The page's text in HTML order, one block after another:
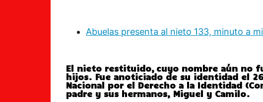
Abuelas presenta al nieto 133, minuto a
El nieto restituido, cuyo nombre aún no
hijos. Fue anoticiado de su identidad el
Nacional por el Derecho a la Identidad
padre y sus hermanos, Miguel y Camilo.